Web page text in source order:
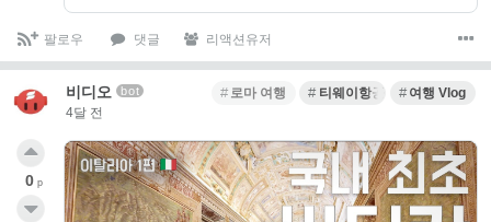
팔로우 댓글 리액션유저
비디오 bot
4달 전
로마 여행 티웨이항공 여행 Vlog
0 p